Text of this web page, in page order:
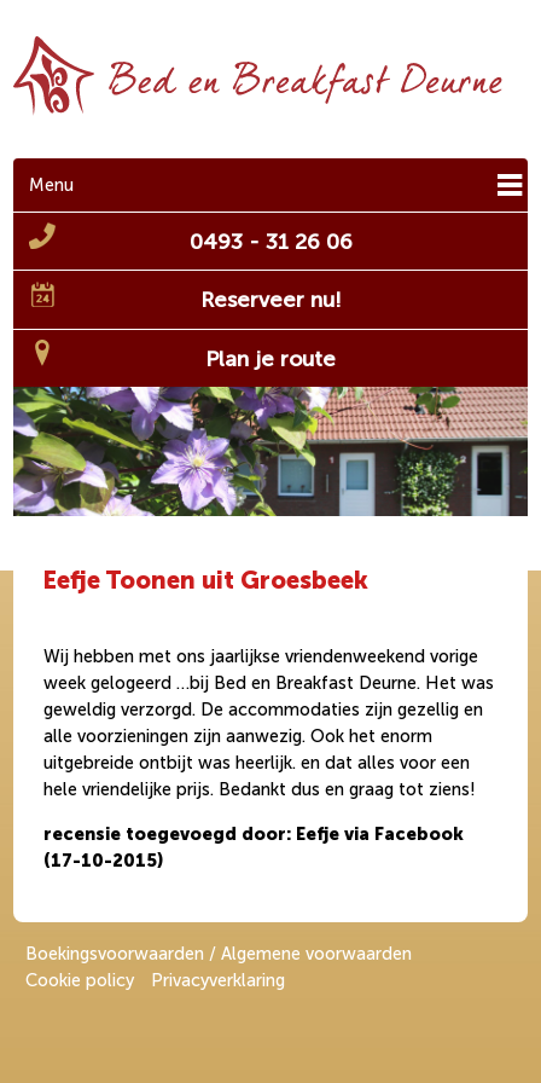
Menu
0493 - 31 26 06
Reserveer nu!
Plan je route
Eefje Toonen uit Groesbeek
Wij hebben met ons jaarlijkse vriendenweekend vorige
week gelogeerd …bij Bed en Breakfast Deurne. Het was
geweldig verzorgd. De accommodaties zijn gezellig en
alle voorzieningen zijn aanwezig. Ook het enorm
uitgebreide ontbijt was heerlijk. en dat alles voor een
hele vriendelijke prijs. Bedankt dus en graag tot ziens!
recensie toegevoegd door: Eefje via Facebook
(17-10-2015)
Boekingsvoorwaarden / Algemene voorwaarden
Cookie policy
Privacyverklaring